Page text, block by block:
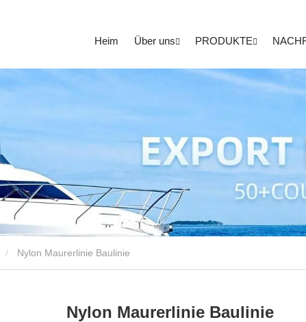
Heim Über uns PRODUKTE
Nylon Maurerlinie Baulinie
Nylon Maurerlinie Baulinie